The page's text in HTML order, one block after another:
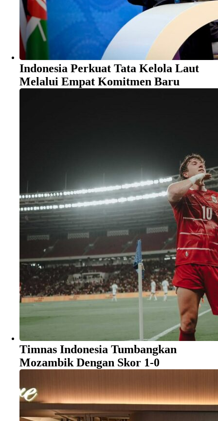
Indonesia Perkuat Tata Kelola Laut
Melalui Empat Komitmen Baru
Timnas Indonesia Tumbangkan
Mozambik Dengan Skor 1-0